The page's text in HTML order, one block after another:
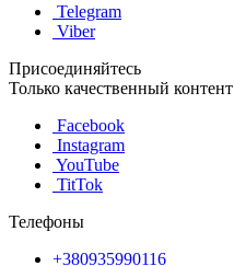
Telegram
Viber
Присоединяйтесь
Только качественный контент
Facebook
Instagram
YouTube
TitTok
Телефоны
+380935990116